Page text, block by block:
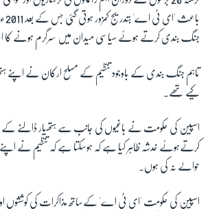
جنگ بندی کرتے ہوئے سیاسی میدان میں سرگرم ہونے کا
تاہم جنگ بندی کے باوجود تنظیم کے مسلح ارکان نے اپنے
کیے تھے۔
اسپین کی حکومت نے باغیوں کی جانب سے ہتھیار ڈالنے کے
کرتےہوئے خدشہ ظاہر کیا ہے کہ ہوسکتا ہے کہ تنظیم نے اپنے
حوالے نہ کی ہوں۔
اسپین کی حکومت 'ای ٹی اے' کےساتھ مذاکرات کی کوششوں